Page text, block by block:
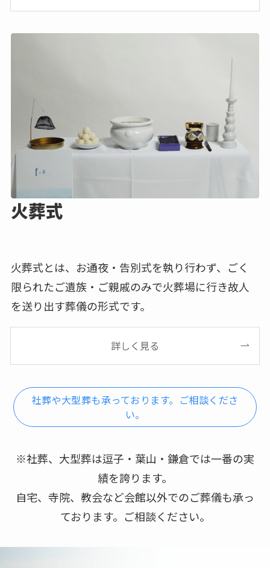
火葬式
火葬式とは、お通夜・告別式を執り行わず、ごく
限られたご遺族・ご親戚のみで火葬場に行き故人
を送り出す葬儀の形式です。
詳しく見る
社葬や大型葬も承っております。ご相談くださ
い。
※社葬、大型葬は逗子・葉山・鎌倉では一番の実
績を誇ります。
自宅、寺院、教会など会館以外でのご葬儀も承っ
ております。ご相談ください。